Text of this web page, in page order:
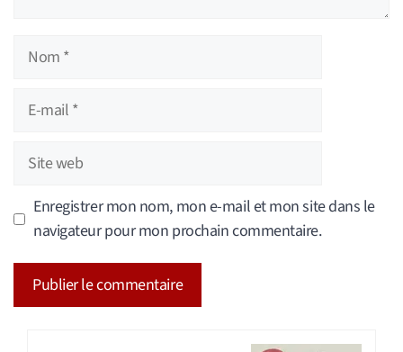
Nom
Site
web
Enregistrer mon nom, mon e-mail et mon site dans le
navigateur pour mon prochain commentaire.